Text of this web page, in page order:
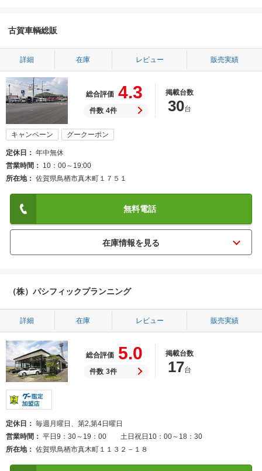
古賀車輌総販
詳細 在庫 レビュー 販売実績
総合評価 4.3
件数 4件
掲載台数
30台
キャンペーン グークーポン
定休日
年中無休
営業時間
10：00～19:00
所在地
佐賀県鳥栖市真木町１７５１
無料電話
（株）パシフィックプランニング
詳細 在庫 レビュー 販売実績
総合評価 5.0
件数 3件
掲載台数
17台
定休日
毎週月曜日、第2,第4日曜日
営業時間
平日9：30～19：00 土日祝日10：00～18：30
所在地
佐賀県鳥栖市真木町１１３２－１８